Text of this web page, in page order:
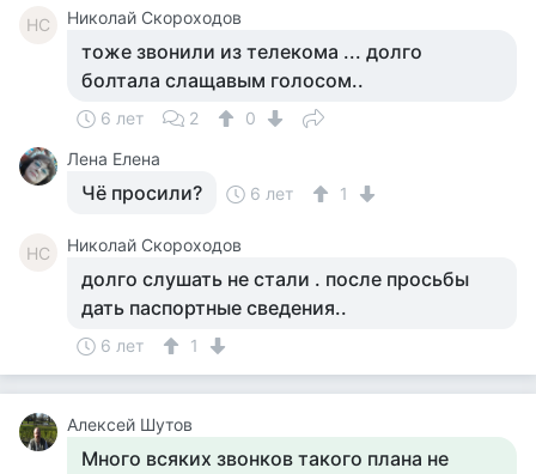
НС Николай Скороходов
тоже звонили из телекома ... долго
болтала слащавым голосом..
6 лет 2
0
Лена Елена
Чё просили? 6 лет 1
НС Николай Скороходов
долго слушать не стали . после просьбы
дать паспортные сведения..
6 лет 1
Алексей Шутов
Много всяких звонков такого плана не